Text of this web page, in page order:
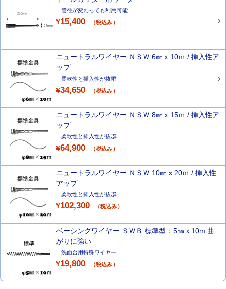
管径が変わっても利用可能
¥15,400 （税込み）
ニュートラルワイヤー ＮＳＷ 6㎜ｘ10ｍ / 挿入性ア
ップ
柔軟性と挿入性が抜群
¥34,650 （税込み）
ニュートラルワイヤー ＮＳＷ 8㎜ｘ15ｍ / 挿入性ア
ップ
柔軟性と挿入性が抜群
¥64,900 （税込み）
ニュートラルワイヤー ＮＳＷ 10㎜ｘ20ｍ / 挿入性
アップ
柔軟性と挿入性が抜群
¥102,300 （税込み）
ベーシングワイヤー ＳＷＢ 標準型：5㎜ｘ10m 曲
がりに強い
洗面台用特殊ワイヤー
¥19,800 （税込み）